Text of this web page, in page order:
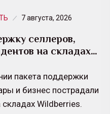
7 августа, 2026
селлеров,
на складах…
пакета поддержки
и бизнес пострадали
складах Wildberries.